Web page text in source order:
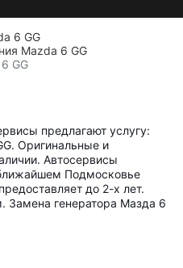
6 GG
Mazda 6 GG
GG
предлагают услугу:
Оригинальные и
Автосервисы
Подмосковье
до 2-х лет.
Замена генератора Мазда 6